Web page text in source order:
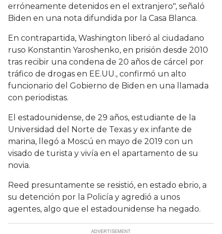
erróneamente detenidos en el extranjero", señaló
Biden en una nota difundida por la Casa Blanca.
En contrapartida, Washington liberó al ciudadano
ruso Konstantin Yaroshenko, en prisión desde 2010
tras recibir una condena de 20 años de cárcel por
tráfico de drogas en EE.UU., confirmó un alto
funcionario del Gobierno de Biden en una llamada
con periodistas.
El estadounidense, de 29 años, estudiante de la
Universidad del Norte de Texas y ex infante de
marina, llegó a Moscú en mayo de 2019 con un
visado de turista y vivía en el apartamento de su
novia.
Reed presuntamente se resistió, en estado ebrio, a
su detención por la Policía y agredió a unos
agentes, algo que el estadounidense ha negado.